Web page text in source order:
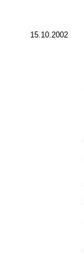
15.10.2002